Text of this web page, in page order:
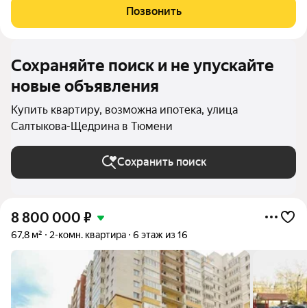
теплоизоляцией, зимой такие дома сохраняют тепло, а летом
защищают от зноя. Квартира с
Позвонить
Сохраняйте поиск и не упускайте
новые объявления
Купить квартиру, возможна ипотека, улица
Салтыкова-Щедрина в Тюмени
Сохранить поиск
8 800 000 ₽
67,8 м² 2-комн. квартира 6 этаж из 16